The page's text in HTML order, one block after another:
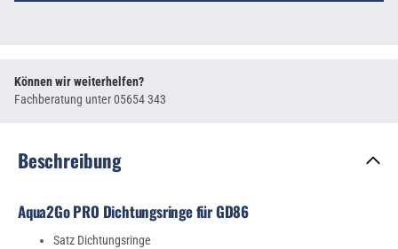
Können wir weiterhelfen?
Fachberatung unter05654 343
Beschreibung
Aqua2Go PRO Dichtungsringe für GD86
Satz Dichtungsringe